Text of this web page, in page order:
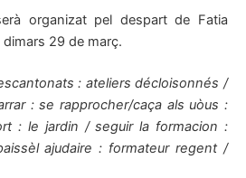
organizat pel despart de Fatia
dimars 29 de març.
: ateliers décloisonnés /
: se rapprocher/caça als uòus :
: le jardin / seguir la formacion :
ajudaire : formateur regent /